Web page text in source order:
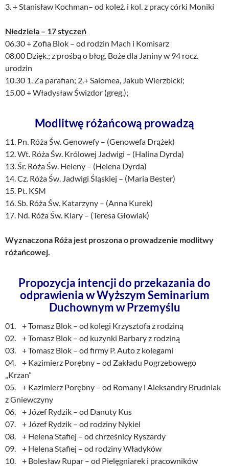
3. + Stanisław Kochman– od koleż. i kol. z pracy córki Moniki
Niedziela – 17 styczeń
06.30 + Zofia Blok – od rodzin Mach i Komisarz
08.00 Dzięk.; z prośbą o błog. Boże dla Janiny w 94 rocz.
urodzin
10.30 1. Za parafian; 2.+ Salomea, Jakub Wierzbicki;
15.00 + Władysław Świzdor (greg.);
Modlitwę różańcową prowadzą
11. Pn. Róża Św. Genowefy – (Genowefa Drążek)
12. Wt. Róża Św. Królowej Jadwigi – (Halina Dyrda)
13. Śr. Róża Św. Heleny – (Helena Dyrda)
14. Cz. Róża Św. Jadwigi Śląskiej – (Maria Bester)
15. Pt. KSM
16. Sb. Róża Św. Katarzyny – (Anna Kurek)
17. Nd. Róża Św. Klary – (Teresa Głowiak)
Wyznaczona Róża jest proszona o prowadzenie modlitwy
różańcowej.
Propozycja intencji do przekazania do
odprawienia w Wyższym Seminarium
Duchownym w Przemyślu
01. + Tomasz Blok – od kolegi Krzysztofa z rodziną
02. + Tomasz Blok – od kuzynki Barbary z rodziną
03. + Tomasz Blok – od firmy P. Auto z kolegami
04. + Kazimierz Porębny – od Zakładu Pogrzebowego
„Krzan”
05. + Kazimierz Porębny – od Romany i Aleksandry Brudniak
z Gniewczyny
06. + Józef Rydzik – od Danuty Kus
07. + Józef Rydzik – od rodziny Nykiel
08. + Helena Stafiej – od chrześnicy Ryszardy
09. + Helena Stafiej – od rodziny Władyków
10. + Bolesław Rupar – od Pielęgniarek i pracowników